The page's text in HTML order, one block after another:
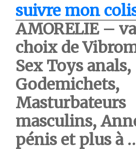
suivre mon
AMORELIE –
choix de
Sex Toys anals,
Godemichets,
Masturbateurs
masculins,
pénis et plus à